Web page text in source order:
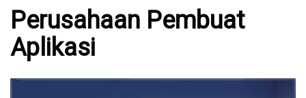
Perusahaan Pembuat
Aplikasi